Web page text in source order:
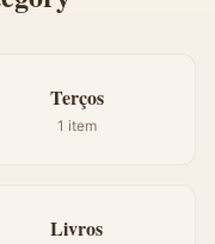
Terços
1 item
Livros